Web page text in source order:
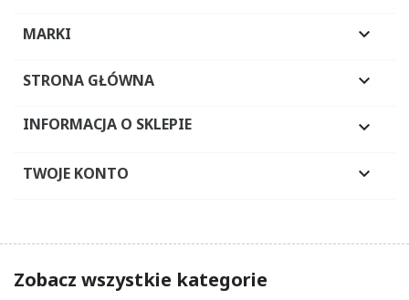
MARKI 
STRONA GŁÓWNA 
INFORMACJA O SKLEPIE 
TWOJE KONTO 
Zobacz wszystkie kategorie